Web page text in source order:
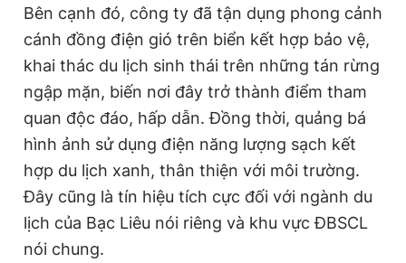
Bên cạnh đó, công ty đã tận dụng phong cảnh
cánh đồng điện gió trên biển kết hợp bảo vệ,
khai thác du lịch sinh thái trên những tán rừng
ngập mặn, biến nơi đây trở thành điểm tham
quan độc đáo, hấp dẫn. Đồng thời, quảng bá
hình ảnh sử dụng điện năng lượng sạch kết
hợp du lịch xanh, thân thiện với môi trường.
Đây cũng là tín hiệu tích cực đối với ngành du
lịch của Bạc Liêu nói riêng và khu vực ĐBSCL
nói chung.